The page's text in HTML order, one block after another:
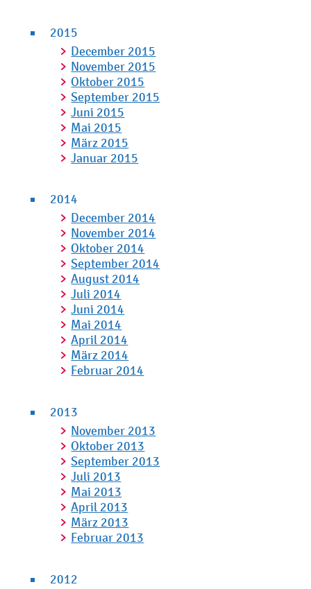
2015
December 2015
November 2015
Oktober 2015
September 2015
Juni 2015
Mai 2015
März 2015
Januar 2015
2014
December 2014
November 2014
Oktober 2014
September 2014
August 2014
Juli 2014
Juni 2014
Mai 2014
April 2014
März 2014
Februar 2014
2013
November 2013
Oktober 2013
September 2013
Juli 2013
Mai 2013
April 2013
März 2013
Februar 2013
2012